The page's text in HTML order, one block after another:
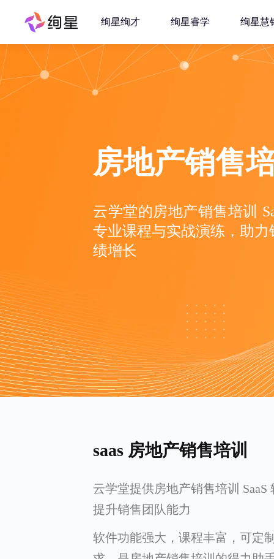
绚星绚才 绚星睿学 绚星慧
房地产销售
云学堂的房地产销售培训
专业课程与实战演练，助
绩增长
saas 房地产销售培训
云学堂提供房地产销售培训 SaaS
提升销售团队能力
软件功能强大，课程丰富，可定